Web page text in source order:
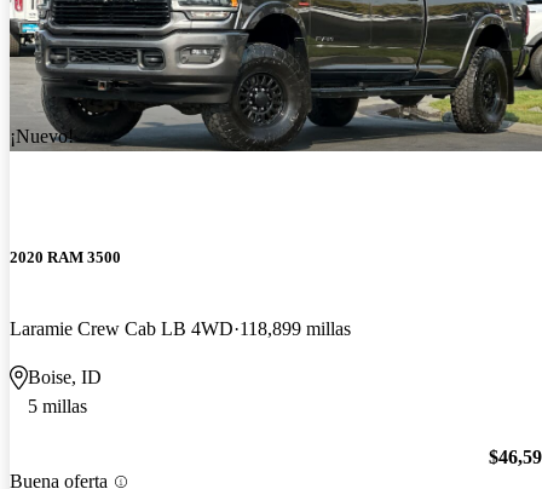
¡Nuevo!
2020 RAM 3500
Laramie Crew Cab LB 4WD 118,899 millas
Boise, ID
5 millas
Buena oferta